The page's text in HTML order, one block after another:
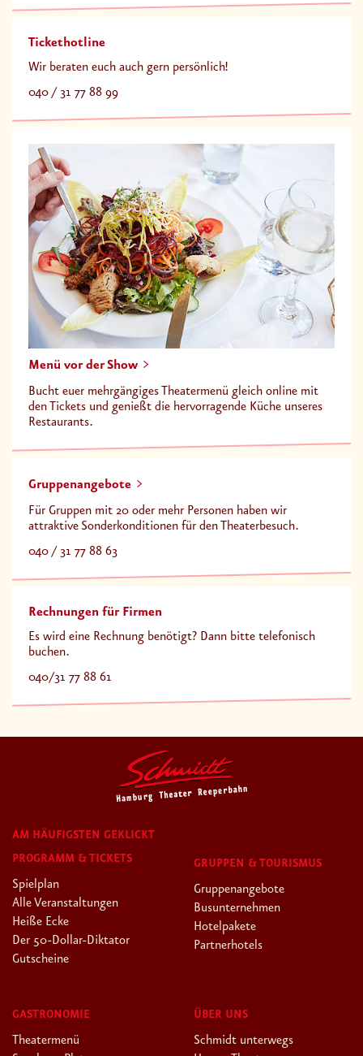
Tickethotline
Wir beraten euch auch gern persönlich!
040 / 31 77 88 99
Menü vor der Show
Bucht euer mehrgängiges Theatermenü gleich online mit
den Tickets und genießt die hervorragende Küche unseres
Restaurants.
Gruppenangebote
Für Gruppen mit 20 oder mehr Personen haben wir
attraktive Sonderkonditionen für den Theaterbesuch.
040 / 31 77 88 63
Rechnungen für Firmen
Es wird eine Rechnung benötigt? Dann bitte telefonisch
buchen.
040/31 77 88 61
AM HÄUFIGSTEN GEKLICKT
PROGRAMM & TICKETS
Spielplan
Alle Veranstaltungen
Heiße Ecke
Der 50-Dollar-Diktator
Gutscheine
GRUPPEN & TOURISMUS
Gruppenangebote
Busunternehmen
Hotelpakete
Partnerhotels
GASTRONOMIE
Theatermenü
ÜBER UNS
Schmidt unterwegs